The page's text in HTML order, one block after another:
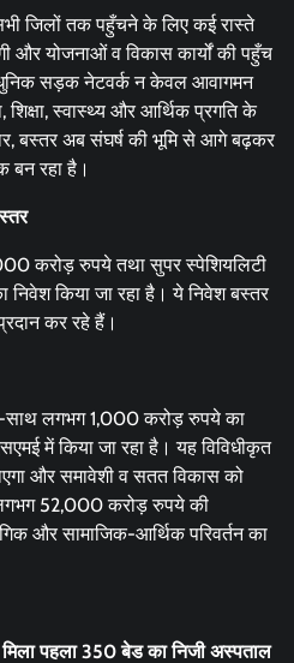
जिलों तक पहुँचने के लिए कई रास्ते
और योजनाओं व विकास कार्यों की पहुँच
सड़क नेटवर्क न केवल आवागमन
शिक्षा, स्वास्थ्य और आर्थिक प्रगति के
बस्तर अब संघर्ष की भूमि से आगे बढ़कर
बन रहा है।
करोड़ रुपये तथा सुपर स्पेशियलिटी
किया जा रहा है। ये निवेश बस्तर
कर रहे हैं।
लगभग 1,000 करोड़ रुपये का
में किया जा रहा है। यह विविधीकृत
और समावेशी व सतत विकास को
52,000 करोड़ रुपये की
और सामाजिक-आर्थिक परिवर्तन का
पहला350बेड का निजी अस्पताल